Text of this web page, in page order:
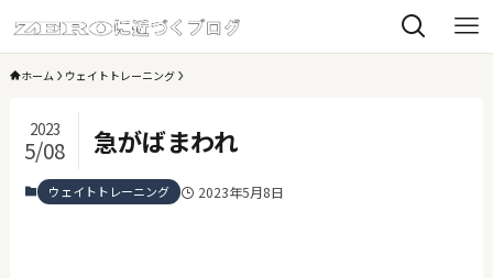
ホーム ウェイトトレーニング
急がばまわれ
2023
5/08
ウェイトトレーニング 2023年5月8日